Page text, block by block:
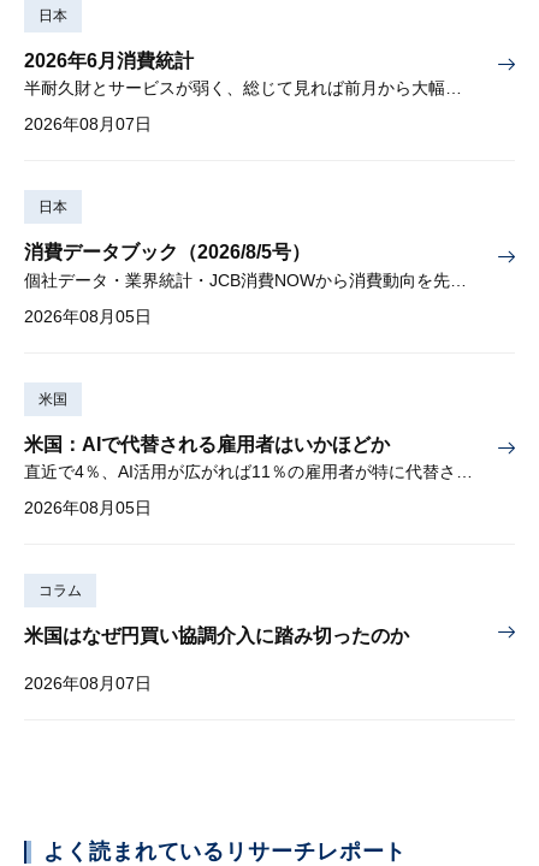
日本
2026年6月消費統計
半耐久財とサービスが弱く、総じて見れば前月から大幅に減少
2026年08月07日
日本
消費データブック（2026/8/5号）
2026年08月05日
米国
米国：AIで代替される雇用者はいかほどか
直近で4％、AI活用が広がれば11％の雇用者が特に代替されやすい
2026年08月05日
コラム
米国はなぜ円買い協調介入に踏み切ったのか
2026年08月07日
よく読まれているリサーチレポート